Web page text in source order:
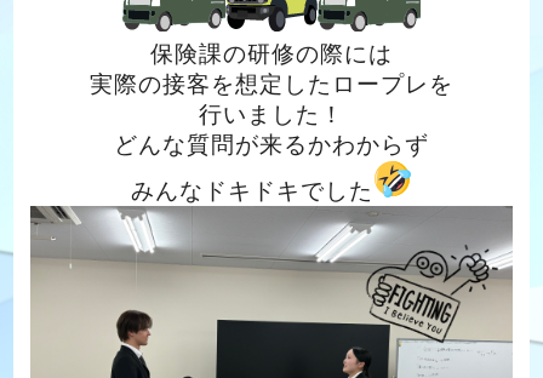
保険課の研修の際には
実際の接客を想定したロープレを
行いました！
どんな質問が来るかわからず
みんなドキドキでした